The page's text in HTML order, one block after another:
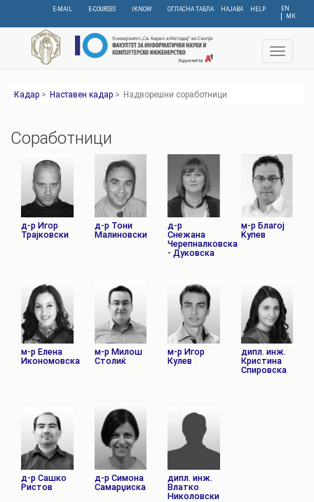
content
EN
МК
E-MAIL E-COURSES IKNOW ОГЛАСНА ТАБЛА НАЈАВА HELP
Toggle
Кадар > Наставен кадар > Надворешни соработници
Соработници
д-р Игор
Трајковски
д-р Тони
Малиновски
д-р
Снежана
Черепналковска
- Дуковска
м-р Благој
Ќупев
м-р Елена
Икономовска
м-р Милош
Столиќ
м-р Игор
Кулев
дипл. инж.
Кристина
Спировска
д-р Сашко
Ристов
д-р Симона
Самарџиска
дипл. инж.
Влатко
Николовски